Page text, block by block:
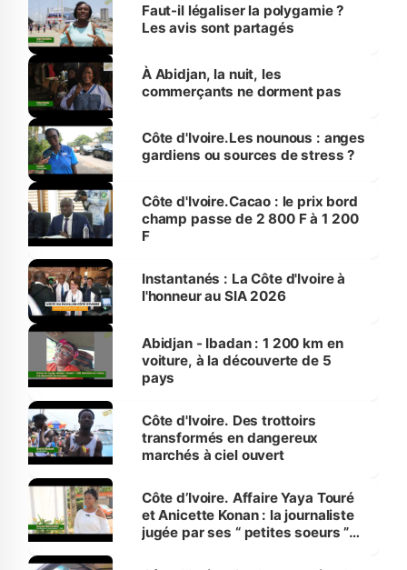
Faut-il légaliser la polygamie ?
Les avis sont partagés
À Abidjan, la nuit, les
commerçants ne dorment pas
Côte d'Ivoire.Les nounous : anges
gardiens ou sources de stress ?
Côte d'Ivoire.Cacao : le prix bord
champ passe de 2 800 F à 1 200
F
Instantanés : La Côte d'Ivoire à
l'honneur au SIA 2026
Abidjan - Ibadan : 1 200 km en
voiture, à la découverte de 5
pays
Côte d'Ivoire. Des trottoirs
transformés en dangereux
marchés à ciel ouvert
Côte d’Ivoire. Affaire Yaya Touré
et Anicette Konan : la journaliste
jugée par ses “ petites soeurs ”